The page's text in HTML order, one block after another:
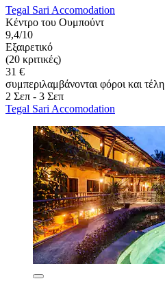
Tegal Sari Accomodation
Κέντρο του Ουμπούντ
9,4/10
Εξαιρετικό
(20 κριτικές)
31 €
συμπεριλαμβάνονται φόροι και τέλη
2 Σεπ - 3 Σεπ
Tegal Sari Accomodation